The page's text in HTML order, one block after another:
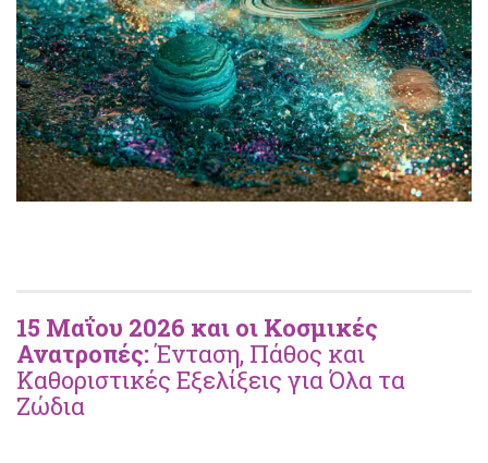
15 Μαΐου 2026 και οι Κοσμικές
Ανατροπές:Ένταση, Πάθος και
Καθοριστικές Εξελίξεις για Όλα τα
Ζώδια